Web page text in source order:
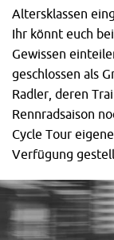
Altersklassen
Ihr könnt euch
Gewissen
geschlossen als
Radler, deren
Rennradsaison
Cycle Tour eigene
Verfügung